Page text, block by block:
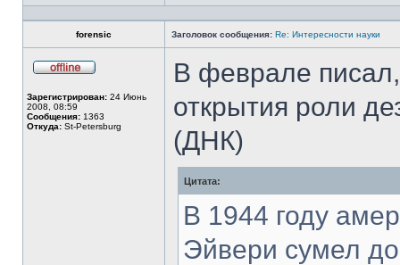
Профиль
forensic Заголовок сообщения: Re: Интересности науки
сети
Зарегистрирован: 24 Июнь
2008, 08:59
Сообщения: 1363
Откуда: St-Petersburg
В феврале
открытия роли
(ДНК)
Цитата:
В 1944 году
Эйвери сумел